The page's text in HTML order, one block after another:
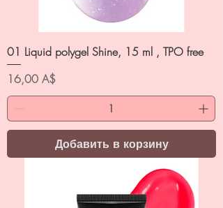
01 Liquid polygel Shine, 15 ml , TPO free
Цена
16,00 A$
Добавить в корзину